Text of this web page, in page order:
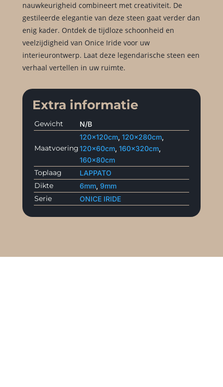
nauwkeurigheid combineert met creativiteit. De
gestileerde elegantie van deze steen gaat verder dan
enig kader. Ontdek de tijdloze schoonheid en
veelzijdigheid van Onice Iride voor uw
interieurontwerp. Laat deze legendarische steen een
verhaal vertellen in uw ruimte.
Extra informatie
Gewicht N/B
Maatvoering
120x120cm, 120x280cm,
120x60cm, 160x320cm,
160x80cm
Toplaag LAPPATO
Dikte 6mm, 9mm
Serie ONICE IRIDE